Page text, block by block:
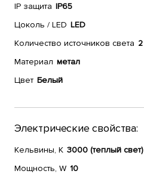
IP защита IP65
Цоколь / LED LED
Количество источников света 2
Материал метал
Цвет Белый
Электрические свойства:
Кельвины, К 3000 (теплый свет)
Мощность, W 10